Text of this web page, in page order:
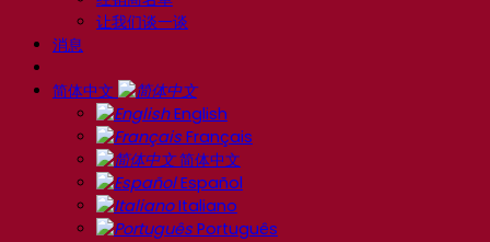
让我们谈一谈
消息
简体中文
English
Français
简体中文
Español
Italiano
Português